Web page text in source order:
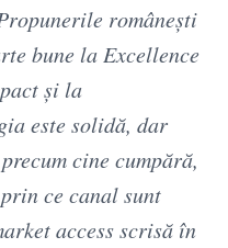
românești
bune la Excellence
și la
este solidă, dar
cine cumpără,
ce canal sunt
access scrisă în